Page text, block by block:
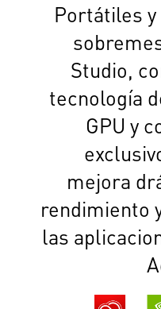
Portátiles
Studio,
tecnología
GPU y
mejora
rendimiento
las